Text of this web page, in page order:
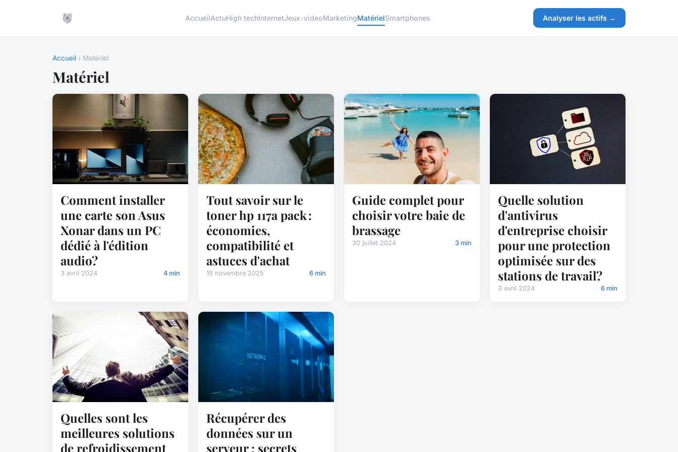
AccueilActuHigh techInternetJeux-videoMarketingMatérielSmartphones Analyser les actifs →
Accueil › Matériel
Matériel
Comment installer
une carte son Asus
Xonar dans un PC
dédié à l'édition
audio?
3 avril 2024 4 min
Tout savoir sur le
toner hp 117a pack :
économies,
compatibilité et
astuces d'achat
19 novembre 2025 6 min
Guide complet pour
choisir votre baie de
brassage
30 juillet 2024 3 min
Quelle solution
d'antivirus
d'entreprise choisir
pour une protection
optimisée sur des
stations de travail?
3 avril 2024 6 min
Quelles sont les
meilleures solutions
de refroidissement
Récupérer des
données sur un
serveur : secrets